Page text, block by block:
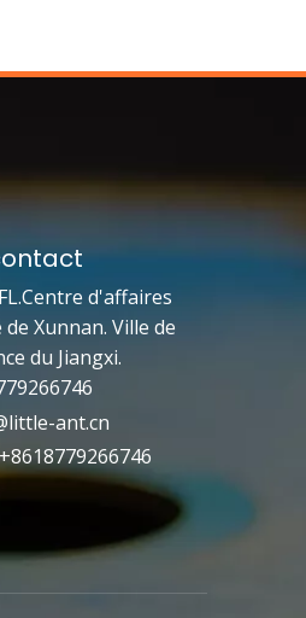
d'affaires
Xunnan. Ville de
du Jiangxi.
ant.cn